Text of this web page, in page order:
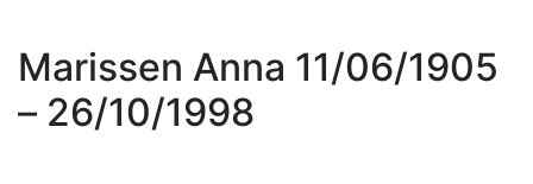
Marissen Anna 11/06/1905
– 26/10/1998